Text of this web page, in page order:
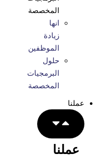
المخصصة
انها
زيادة
الموظفين
حلول
البرمجيات
المخصصة
عملنا
عملنا